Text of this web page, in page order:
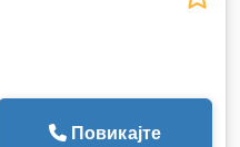
Повикајте